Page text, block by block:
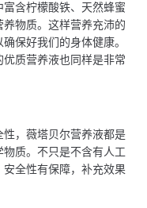
富含柠檬酸铁、天然蜂蜜
物质。这样营养充沛的
保好我们的身体健康。
质营养液也同样是非常
，薇塔贝尔营养液都是
质。不只是不含有人工
全性有保障，补充效果